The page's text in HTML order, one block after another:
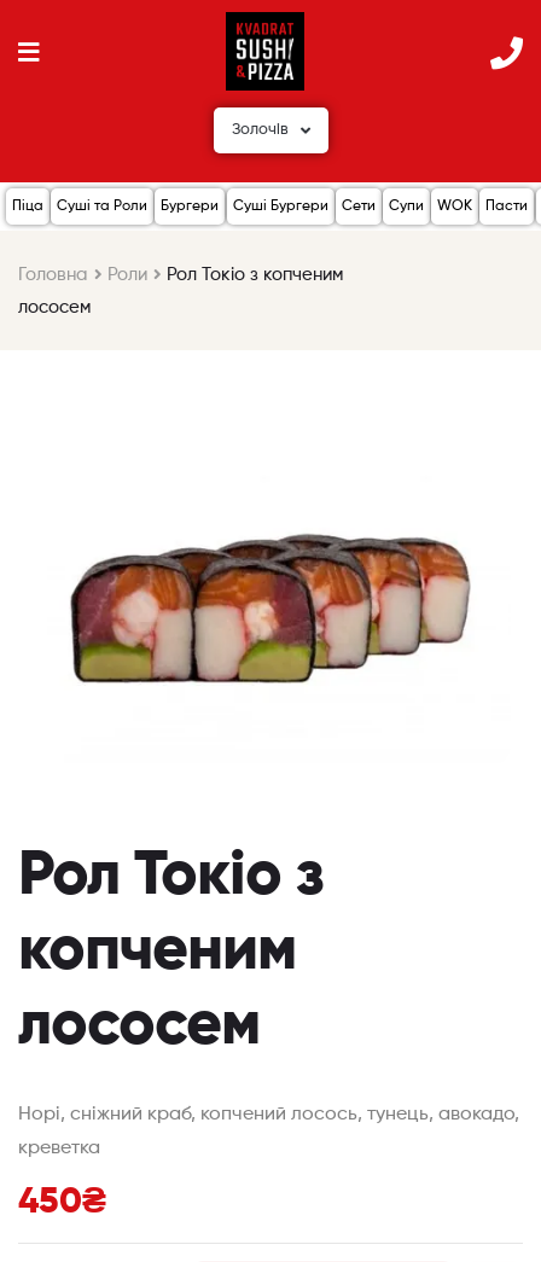
Золочів
Піца Суші та Роли Бургери Суші Бургери Сети Супи WOK Пасти
Головна Роли
Рол Токіо з копченим
лососем
Рол Токіо з
копченим
лососем
Норі, сніжний краб, копчений лосось, тунець, авокадо,
креветка
450₴